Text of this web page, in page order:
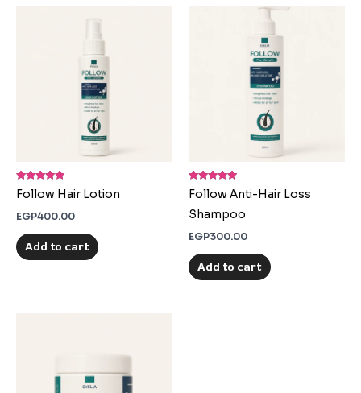
Rated
5.00
Follow Hair Lotion
EGP400.00
Add to cart
Rated
4.80
Follow Anti-Hair Loss
Shampoo
EGP300.00
Add to cart